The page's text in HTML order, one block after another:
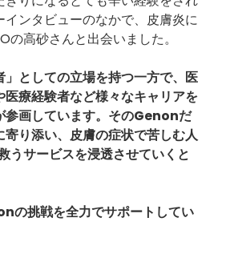
インタビューのなかで、皮膚炎に
の高砂さんと出会いました。
」としての立場を持つ一方で、医
医療経験者など様々なキャリアを
参画しています。そのGenonだ
寄り添い、皮膚の症状で苦しむ人
うサービスを浸透させていくと
の挑戦を全力でサポートしてい